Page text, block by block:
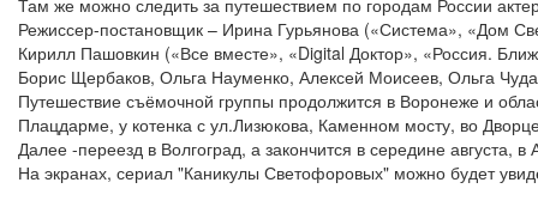
Там же можно следить за путешествием по городам России
Режиссер-постановщик – Ирина Гурьянова («Система», «Дом
Кирилл Пашовкин («Все вместе», «Digital Доктор», «Россия.
Борис Щербаков, Ольга Науменко, Алексей Моисеев, Ольга
Путешествие съёмочной группы продолжится в Воронеже и
Плацдарме, у котенка с ул.Лизюкова, Каменном мосту, во
Далее -переезд в Волгоград, а закончится в середине августа, в
На экранах, сериал "Каникулы Светофоровых" можно будет